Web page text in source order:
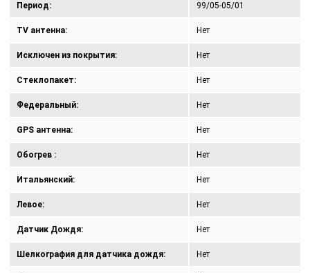
Период: 99/05-05/01
TV антенна: Нет
Исключен из покрытия: Нет
Стеклопакет: Нет
Федеральный: Нет
GPS антенна: Нет
Обогрев : Нет
Итальянский: Нет
Левое: Нет
Датчик Дождя: Нет
Шелкография для датчика дождя: Нет